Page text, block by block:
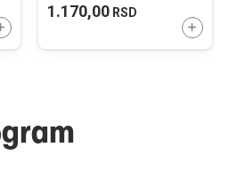
U KORPU
1.170,00RSD